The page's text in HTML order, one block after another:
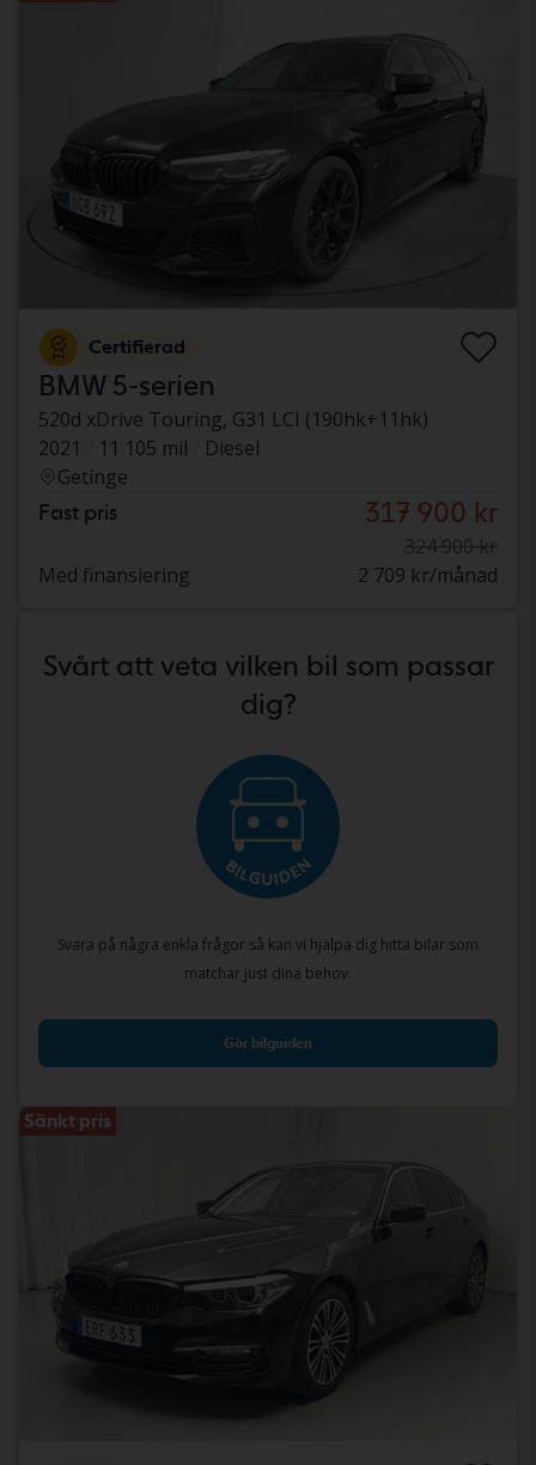
Certifierad
BMW 5-serien
520d xDrive Touring, G31 LCI (190hk+11hk)
2021
11 105 mil
Diesel
Getinge
Fast pris 317 900 kr
324 900 kr
Med finansiering
2 709 kr/månad
Svårt att veta vilken bil som passar
dig?
Svara på några enkla frågor så kan vi hjälpa dig hitta bilar som
matchar just dina behov.
Gör bilguiden
Sänkt pris